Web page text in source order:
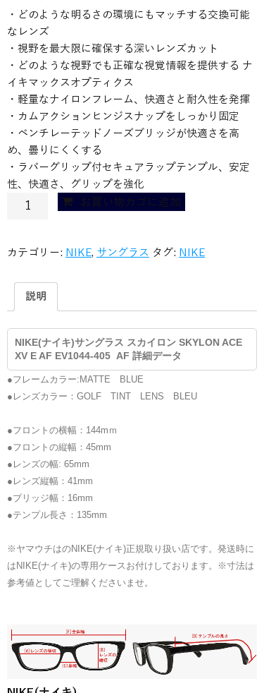
・どのような明るさの環境にもマッチする交換可能
なレンズ
・視野を最大限に確保する深いレンズカット
・どのような視野でも正確な視覚情報を提供する ナ
イキマックスオプティクス
・軽量なナイロンフレーム、快適さと耐久性を発揮
・カムアクションヒンジスナップをしっかり固定
・ベンチレーテッドノーズブリッジが快適さを高
め、曇りにくくする
・ラバーグリップ付セキュアラップテンプル、安定
性、快適さ、グリップを強化
NIKE(ナ
サ
グ
カ
イ
ロ
ン
ACE
XV
AF
EV1044-
405
お買い物カゴに追加
カテゴリー: NIKE, サングラス タグ: NIKE
説明
NIKE(ナイキ)サングラス スカイロン SKYLON ACE
XV E AF EV1044-405 AF 詳細データ
●フレームカラー:MATTE BLUE
●レンズカラー：GOLF TINT LENS BLEU
●フロントの横幅：144mｍ
●フロントの縦幅：45mm
●レンズの幅: 65mm
●レンズ縦幅：41mm
●ブリッジ幅：16mm
●テンプル長さ：135mm
※ヤマウチはのNIKE(ナイキ)正規取り扱い店です。発送時に
はNIKE(ナイキ)の専用ケースお付けしております。※寸法は
参考値としてご理解くださいませ。